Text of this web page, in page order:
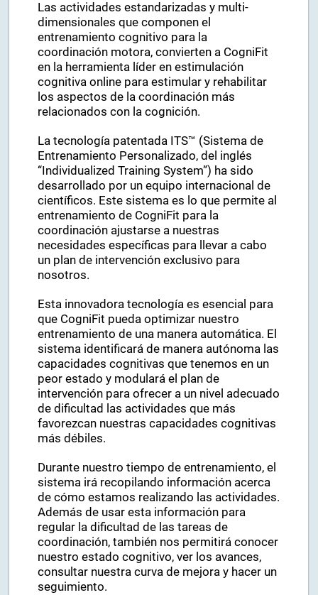
Las actividades estandarizadas y multi-
dimensionales que componen el
entrenamiento cognitivo para la
coordinación motora, convierten a CogniFit
en la herramienta líder en estimulación
cognitiva online para estimular y rehabilitar
los aspectos de la coordinación más
relacionados con la cognición.
La tecnología patentada ITS™ (Sistema de
Entrenamiento Personalizado, del inglés
“Individualized Training System”) ha sido
desarrollado por un equipo internacional de
científicos. Este sistema es lo que permite al
entrenamiento de CogniFit para la
coordinación ajustarse a nuestras
necesidades específicas para llevar a cabo
un plan de intervención exclusivo para
nosotros.
Esta innovadora tecnología es esencial para
que CogniFit pueda optimizar nuestro
entrenamiento de una manera automática. El
sistema identificará de manera autónoma las
capacidades cognitivas que tenemos en un
peor estado y modulará el plan de
intervención para ofrecer a un nivel adecuado
de dificultad las actividades que más
favorezcan nuestras capacidades cognitivas
más débiles.
Durante nuestro tiempo de entrenamiento, el
sistema irá recopilando información acerca
de cómo estamos realizando las actividades.
Además de usar esta información para
regular la dificultad de las tareas de
coordinación, también nos permitirá conocer
nuestro estado cognitivo, ver los avances,
consultar nuestra curva de mejora y hacer un
seguimiento.